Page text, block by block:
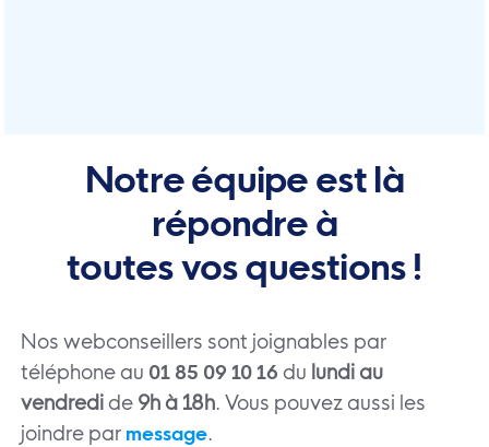
Notre équipe est là
répondre à
toutes vos questions !
Nos webconseillers sont joignables par
téléphone au 01 85 09 10 16 du lundi au
vendredi de 9h à 18h. Vous pouvez aussi les
joindre par message.